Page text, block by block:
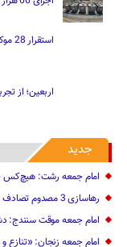
امام جمعه رشت: هیچ‌کس حق
رهاسازی 3 مصدوم تصادف در جاده قدیم زنجان – تبریز
امام جمعه موقت سنندج:
امام جمعه زنجان: «تنازع
عقب‌نشینی آمریکا نشانه